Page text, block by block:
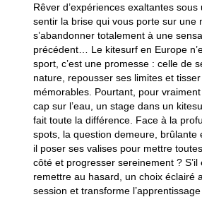
Rêver d’expériences exaltantes sous
sentir la brise qui vous porte sur une
s’abandonner totalement à une
précédent… Le kitesurf en Europe
sport, c’est une promesse : celle de
nature, repousser ses limites et
mémorables. Pourtant, pour
cap sur l’eau, un stage dans un
fait toute la différence. Face à la
spots, la question demeure, brûlante
il poser ses valises pour mettre
côté et progresser sereinement ? S’il
remettre au hasard, un choix éclairé
session et transforme